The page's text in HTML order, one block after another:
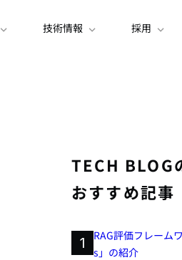
技術情報 採用
TECH BLOG
おすすめ記事
1
RAG評価フレーム
s」の紹介